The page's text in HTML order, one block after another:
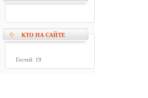
КТО НА САЙТЕ
Гостей: 19